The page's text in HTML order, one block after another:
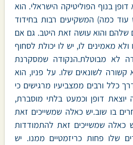
דופן בנוף הפוליטיקה הישראלי. הוא
עוד כמה) המשקיעים רבות בחידוד
שלהם והוא עושה זאת היטב. גם אם
מאמינים לו, יש לו יכולת לסחוף
לא מבוטלת.הנקודה שמסקרנת
קשורה לשונאים שלו. על פניו, הוא
כלל ורבים ממצביעיו מרגישים כי
יוצאת דופן וכמעט בלתי מוסברת,
בו שוב.יש כאלה שמשייכים זאת
יש כאלה שמשייכים זאת להתמודדות
שלו פחות כריזמטיים ממנו. יש